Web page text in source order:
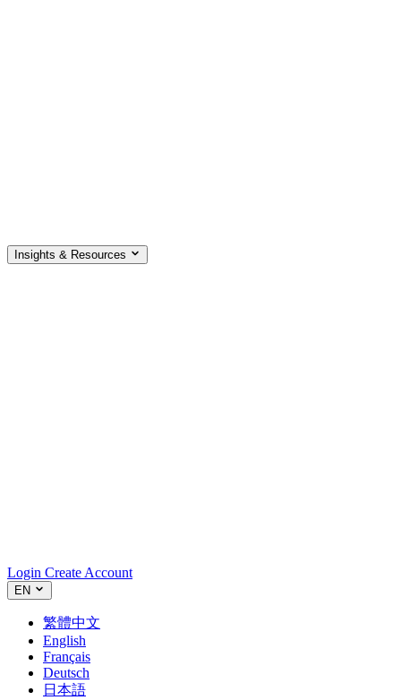
Insights & Resources
Login Create Account
EN
繁體中文
English
Français
Deutsch
日本語